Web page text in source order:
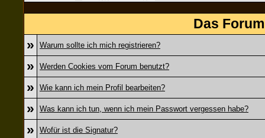
Das
»
Warum sollte ich mich registrieren?
» Werden Cookies vom Forum benutzt?
» Wie kann ich mein Profil bearbeiten?
» Was kann ich tun, wenn ich mein Passwort vergessen habe?
» Wofür ist die Signatur?